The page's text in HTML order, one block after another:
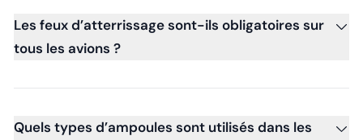
Les feux d’atterrissage sont-ils obligatoires sur
tous les avions ?
Quels types d’ampoules sont utilisés dans les